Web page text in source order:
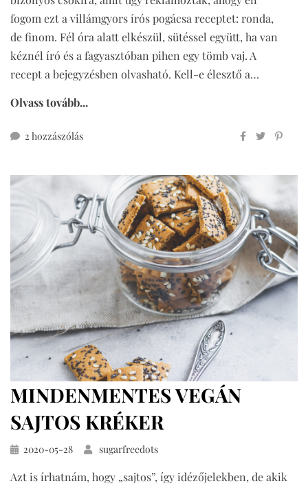
fogom ezt a villámgyors írós pogácsa receptet: ronda,
de finom. Fél óra alatt elkészül, sütéssel együtt, ha van
kéznél író és a fagyasztóban pihen egy tömb vaj. A
recept a bejegyzésben olvasható. Kell-e élesztő a…
Olvass tovább...
2 hozzászólásvillámgyors
kiőrlésű)
című
bejegyzéshez
MINDENMENTES VEGÁN
SAJTOS KRÉKER
Közzétéve
2020-05-28 sugarfreedots
Azt is írhatnám, hogy „sajtos”, így idézőjelekben, de akik